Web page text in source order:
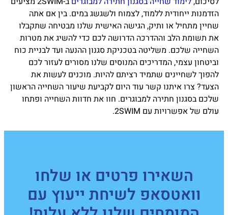
הזדמנות ייחודית ללמוד, לצמוח ולשגשג במים. בין אם אתה
שחיין מתחיל או ותיק, הגישה האישית שלנו מבטיחה שתקבלו
את תשומת הלב וההדרכה הדרושה לכם כדי להשיג את מטרות
השחייה שלכם. משליטה בטכניקת סגנון ההנעה ועד לבניית כוח
וביטחון עצמי, המדריכים המנוסים שלנו מסורים לעזור לכם
להפוך לשחיינים שתמיד רציתם להיות. מוכנים לעשות את
הצעד? צרו איתנו קשר עוד היום לקביעת שיעור השחייה הראשון
שלכם בסגנון חתירה למבוגרים. חוו את חדוות השחייה ופתחו
עולם של אפשרויות עם 2SWIM.
השאירו פרטים או שלחו
וואטסאפ לשיחת ייעוץ עם